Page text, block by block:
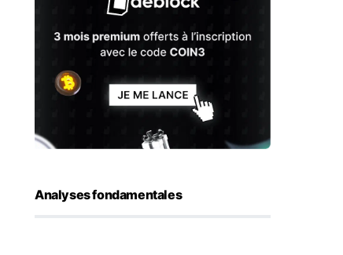
Analyses fondamentales